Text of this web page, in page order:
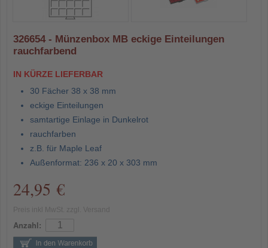
326654 - Münzenbox MB eckige Einteilungen
rauchfarbend
IN KÜRZE LIEFERBAR
30 Fächer 38 x 38 mm
eckige Einteilungen
samtartige Einlage in Dunkelrot
rauchfarben
z.B. für Maple Leaf
Außenformat: 236 x 20 x 303 mm
24,95 €
Anzahl: